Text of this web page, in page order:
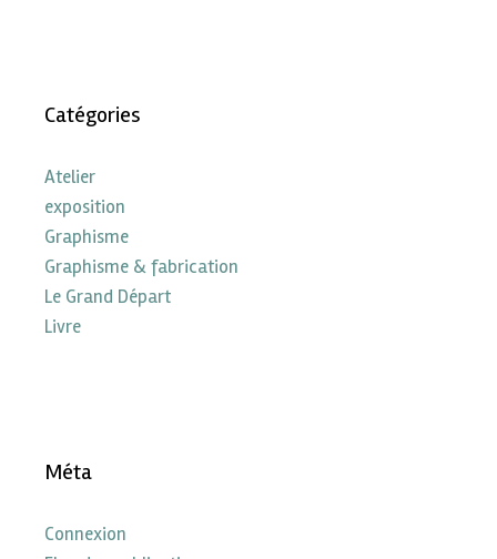
Catégories
Atelier
exposition
Graphisme
Graphisme & fabrication
Le Grand Départ
Livre
Méta
Connexion